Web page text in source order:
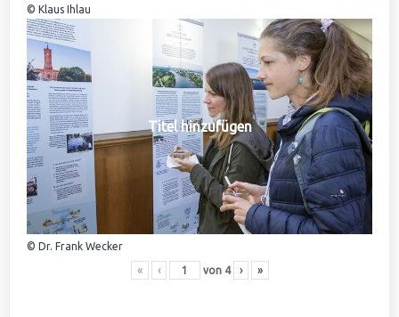
© Klaus Ihlau
Titel hinzufügen
© Dr. Frank Wecker
« ‹ von 4 › »